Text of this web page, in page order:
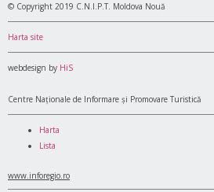
© Copyright 2019 C.N.I.P.T. Moldova Nouă
Harta site
webdesign by HiS
Centre Naționale de Informare și Promovare Turistică
Harta
Lista
www.inforegio.ro